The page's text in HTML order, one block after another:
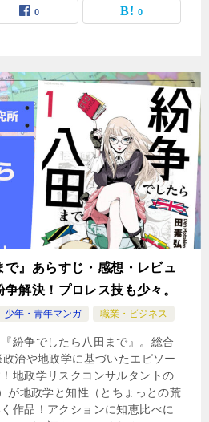
0 0
で』あらすじ・感想・レビュ
解決！プロレス技も少々。
少年・青年マンガ 職業・ビジネス
紛争でしたら八田まで』。総合
治や地政学に基づいたエピソー
地政学リスクコンサルタントの
が地政学と知性（とちょっとの荒
作品！アクションに知恵比べに